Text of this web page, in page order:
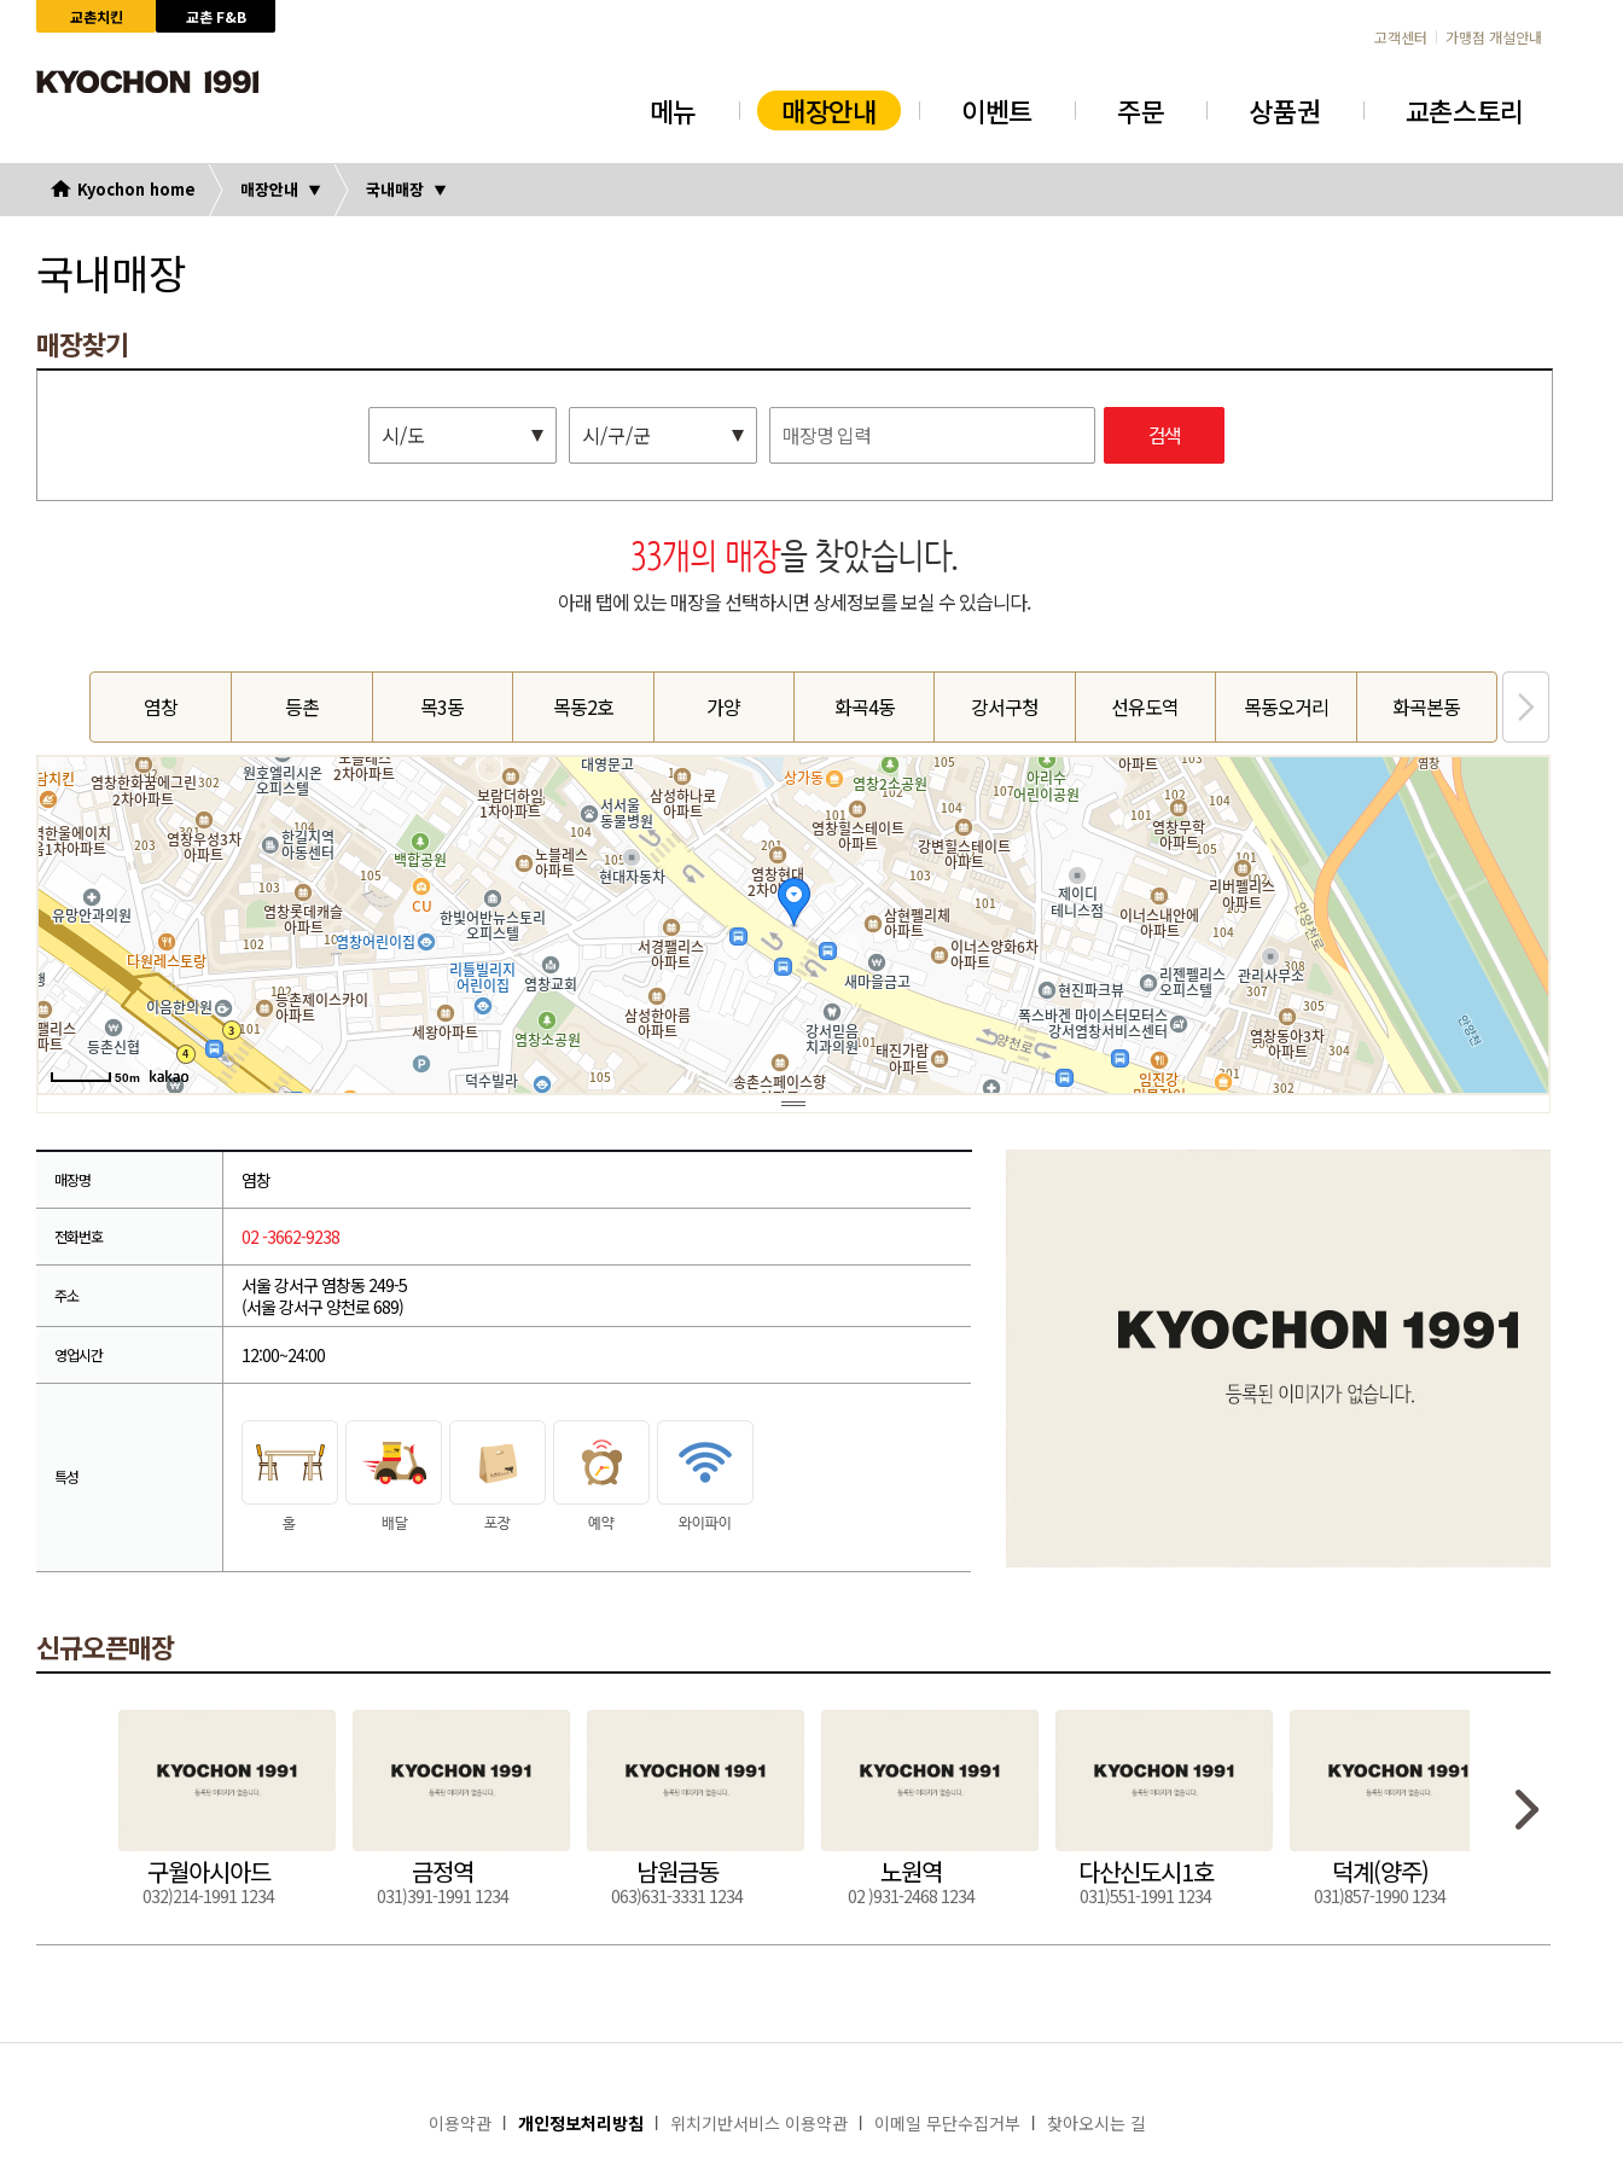
교촌치킨
교촌 F&B
고객센터
가맹점 개설안내
메뉴 매장안내 이벤트 주문 상품권 교촌스토리
Kyochon home 매장안내 국내매장
국내매장
매장찾기
시/도 시/구/군 검색
33개의 매장을 찾았습니다.
아래 탭에 있는 매장을 선택하시면 상세정보를 보실 수 있습니다.
염창 등촌 목3동 목동2호 가양 화곡4동 강서구청 선유도역 목동오거리 화곡본동
50m
매장명 염창
전화번호 02 -3662-9238
주소
서울 강서구 염창동 249-5
(서울 강서구 양천로 689)
영업시간 12:00~24:00
특성
신규오픈매장
구월아시아드
032)214-1991 1234
금정역
031)391-1991 1234
남원금동
063)631-3331 1234
노원역
02 )931-2468 1234
다산신도시1호
031)551-1991 1234
덕계(양주)
031)857-1990 1234
이용약관 개인정보처리방침 위치기반서비스 이용약관 이메일 무단수집거부 찾아오시는 길